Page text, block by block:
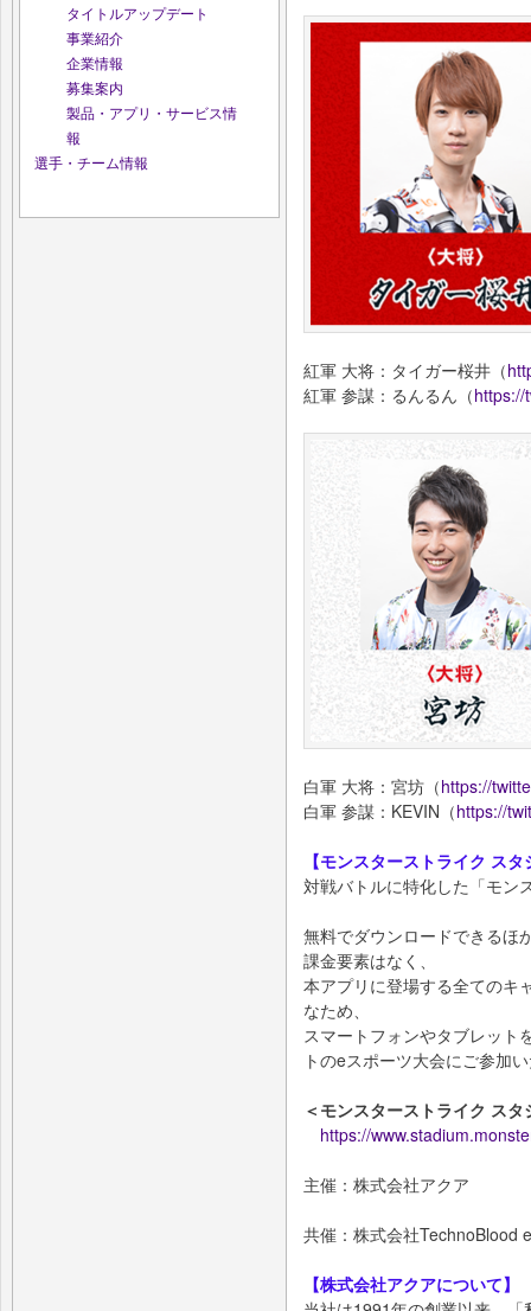
タイトルアップデート
事業紹介
企業情報
募集案内
製品・アプリ・サービス情
報
選手・チーム情報
紅軍 大将：タイガー桜井（
紅軍 参謀：るんるん（https://
白軍 大将：宮坊（https://
白軍 参謀：KEVIN（https://
【モンスターストライク ス
対戦バトルに特化した「モン
無料でダウンロードできるほ
課金要素はなく、
本アプリに登場する全てのキ
なため、
スマートフォンやタブレット
トのeスポーツ大会にご参加
＜モンスターストライク ス
https://
主催：株式会社アクア
共催：株式会社TechnoBlood
【株式会社アクアについて】